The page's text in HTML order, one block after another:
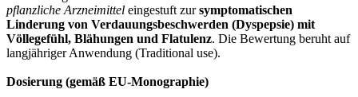
pflanzliche Arzneimittel eingestuft zursymptomatischen
Linderung von Verdauungsbeschwerden (Dyspepsie) mit
Völlegefühl, Blähungen und Flatulenz. Die Bewertung beruht auf
langjähriger Anwendung (Traditional use).
Dosierung (gemäß EU‑Monographie)